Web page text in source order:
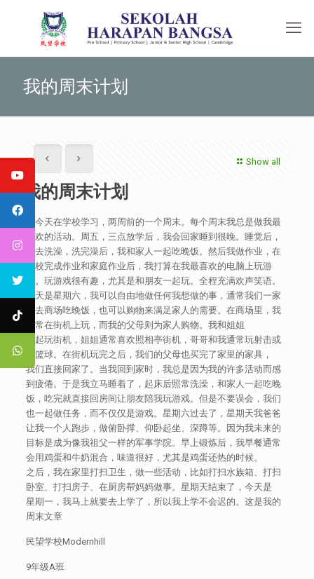
我的周末计划
Show all
我的周末计划
我今天在学校学习，两周前的一个周末。每个周末我总是做我最
喜欢的活动。周五，三点放学后，我会回家睡到很晚。睡觉后，
我去洗澡，洗完澡后，我和家人一起吃晚饭。然后我做作业，在
学校完成作业和家庭作业后，我打算在我最喜欢的电脑上玩游
戏。玩游戏很有趣，尤其是和朋友一起玩。全程充满欢声笑语。
明天是星期六，我可以自由地做任何我想做的事，通常我们一家
人去商场吃晚饭，也可以购物来满足家人的需要。在商场里，我
经常在街机上玩，而我的父母则为家人购物。我和姐姐
一起玩街机，姐姐通常喜欢照相亭街机，哥哥和我通常玩射击或
打篮球。在街机玩完之后，我们的父母也买完了家里的家具，
我们直接回家了。当我回到家时，我总是因为我的许多活动而感
到疲倦。于是我立马睡着了，起床后照常洗澡，和家人一起吃晚
饭，吃完就直接回房间让朋友陪我玩游戏。但是不要误会，我们
也一起做任务，而不仅仅是游戏。星期六过去了，星期天我爸爸
让我一个人跑步，做俯卧撑、仰卧起坐、深蹲等。因为我未来的
目标是成为像我祖父一样的军事学院。早上锻炼后，我早餐通常
会用鸡蛋和牛奶混合，味道很好，尤其是鸡蛋还热的时候。
之后，我在家里打扫卫生，做一些活动，比如打扫水族箱、打扫
卧室、打扫房子、在厨房帮妈妈做事。星期天结束了，今天是
星期一，我马上就要去上学了，所以我上学不会迟的。这是我的
周末文章
民望学校Modernhill
9年级A班